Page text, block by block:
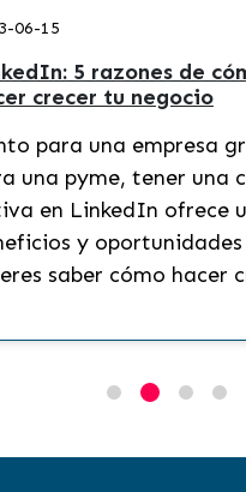
06-15
5 razones de
crecer tu negocio
para una empresa
una pyme, tener una
en LinkedIn ofrece
y oportunidades
saber cómo hacer